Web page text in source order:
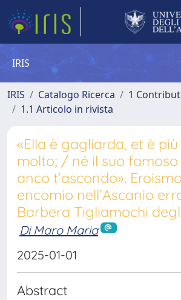
IRIS
IRIS Catalogo Ricerca
1
1.1 Articolo in rivista
«Ella è gagliarda, et è
molto; / né il suo
anco t’ascondo».
encomio nell’Ascanio
Barbera Tigliamochi
Di Maro Maria
2025-01-01
Abstract